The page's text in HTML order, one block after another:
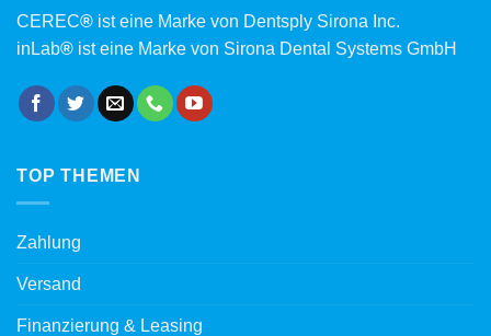
CEREC® ist eine Marke von Dentsply Sirona Inc.
inLab® ist eine Marke von Sirona Dental Systems GmbH
TOP THEMEN
Zahlung
Versand
Finanzierung & Leasing